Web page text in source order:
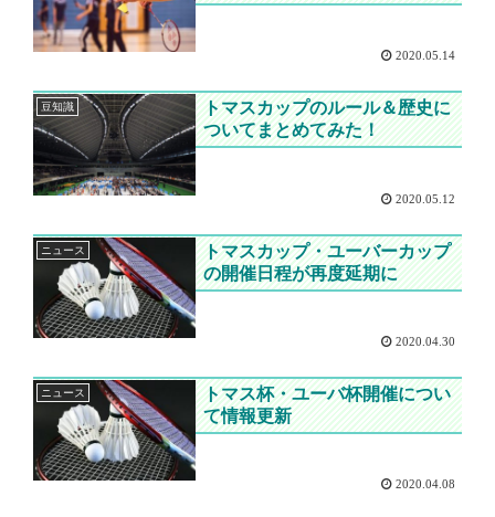
2020.05.14
豆知識
トマスカップのルール＆歴史に
ついてまとめてみた！
2020.05.12
ニュース
トマスカップ・ユーバーカップ
の開催日程が再度延期に
2020.04.30
ニュース
トマス杯・ユーバ杯開催につい
て情報更新
2020.04.08